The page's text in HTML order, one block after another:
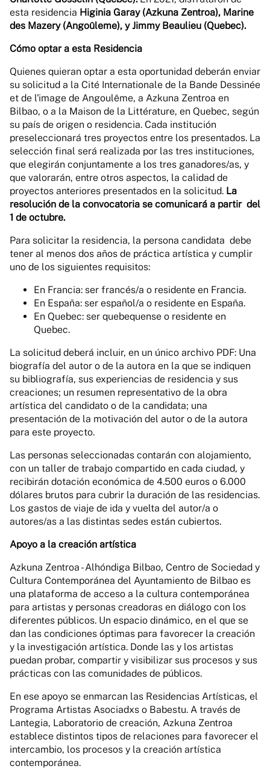
esta residencia Higinia Garay (Azkuna Zentroa), Marine
des Mazery (Angoûleme), y Jimmy Beaulieu (Quebec).
Cómo optar a esta Residencia
Quienes quieran optar a esta oportunidad deberán enviar
su solicitud a la Cité Internationale de la Bande Dessinée
et de l'image de Angoulême, a Azkuna Zentroa en
Bilbao, o a la Maison de la Littérature, en Quebec, según
su país de origen o residencia. Cada institución
preseleccionará tres proyectos entre los presentados. La
selección final será realizada por las tres instituciones,
que elegirán conjuntamente a los tres ganadores/as, y
que valorarán, entre otros aspectos, la calidad de
proyectos anteriores presentados en la solicitud. La
resolución de la convocatoria se comunicará a partir del
1 de octubre.
Para solicitar la residencia, la persona candidata debe
tener al menos dos años de práctica artística y cumplir
uno de los siguientes requisitos:
En Francia: ser francés/a o residente en Francia.
En España: ser español/a o residente en España.
En Quebec: ser quebequense o residente en
Quebec.
La solicitud deberá incluir, en un único archivo PDF: Una
biografía del autor o de la autora en la que se indiquen
su bibliografía, sus experiencias de residencia y sus
creaciones; un resumen representativo de la obra
artística del candidato o de la candidata; una
presentación de la motivación del autor o de la autora
para este proyecto.
Las personas seleccionadas contarán con alojamiento,
con un taller de trabajo compartido en cada ciudad, y
recibirán dotación económica de 4.500 euros o 6.000
dólares brutos para cubrir la duración de las residencias.
Los gastos de viaje de ida y vuelta del autor/a o
autores/as a las distintas sedes están cubiertos.
Apoyo a la creación artística
Azkuna Zentroa - Alhóndiga Bilbao, Centro de Sociedad y
Cultura Contemporánea del Ayuntamiento de Bilbao es
una plataforma de acceso a la cultura contemporánea
para artistas y personas creadoras en diálogo con los
diferentes públicos. Un espacio dinámico, en el que se
dan las condiciones óptimas para favorecer la creación
y la investigación artística. Donde las y los artistas
puedan probar, compartir y visibilizar sus procesos y sus
prácticas con las comunidades de públicos.
En ese apoyo se enmarcan las Residencias Artísticas, el
Programa Artistas Asociadxs o Babestu. A través de
Lantegia, Laboratorio de creación, Azkuna Zentroa
establece distintos tipos de relaciones para favorecer el
intercambio, los procesos y la creación artística
contemporánea.